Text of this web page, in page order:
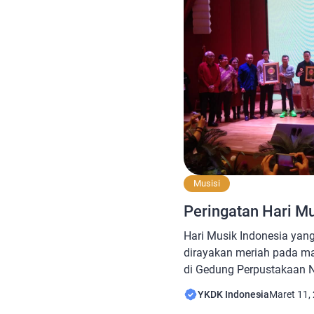
Musisi
Peringatan Hari
Hari Musik Indonesia
dirayakan meriah pada
di Gedung Perpustakaan
dengan mengusung
INDONESIA 2020 Acara
YKDK IndonesiaMaret 11,